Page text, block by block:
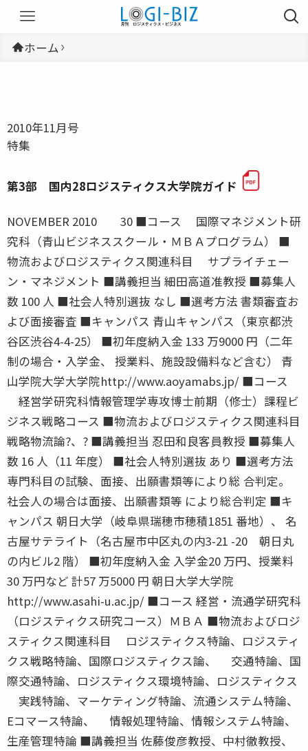
ホーム
2010年11月号
特集
第3部 国内28ロジスティクス大学院ガイド
NOVEMBER 2010 30 ■コース 国際マネジメント研
究科（青山ビジネススクール・ＭＢＡプログラム） ■
物流およびロジスティクス関連科目 サプライチェー
ン・マネジメント ■講義担当 細田高道准教授 ■募集人
数 100 人 ■社会人特別選抜 なし ■選考方法 書類審査お
よび面接審査 ■キャンパス 青山キャンパス（東京都渋
谷区渋谷4-4-25） ■初年度納入金 133 万9000 円（二年
制の場合・入学金、 授業料、施設設備料など含む） 青
山学院大学大学院http://www.aoyamabs.jp/ ■コース
経営学研究科情報管理学専攻博士前期（修士）課程ビ
ジネス戦略コース ■物流およびロジスティクス関連科目
戦略物流論?、? ■講義担当 忍田和良客員教授 ■募集人
数 16 人（11 年度） ■社会人特別選抜 あり ■選考方法
専門科目の試験、面接、出願書類等により総 合判定。
社会人の場合は面接、出願書類等 により総合判定 ■キ
ャンパス 朝日大学（岐阜県瑞穂市穂積1851 番地）、 名
古屋サテライト（名古屋市中区丸の内3-21 -20 朝日丸
の内ビル2 階） ■初年度納入金 入学金20 万円、授業料
30 万円など 計57 万5000 円 朝日大学大学院
http://www.asahi-u.ac.jp/ ■コース 経営・流通学研究科
（ロジスティクス研究コース）ＭＢＡ ■物流およびロジ
スティクス関連科目 ロジスティクス特論、ロジスティ
クス戦略特論、国際ロジスティクス論、 交通特論、国
際交通特論、ロジスティクス環境特論、ロジスティクス
実践特論、マーケティング特論、流通システム特論、
Eコマース特論、 情報処理特論、情報システム特論、
生産管理特論 ■講義担当 佐藤俊彦教授、中村徹教授、